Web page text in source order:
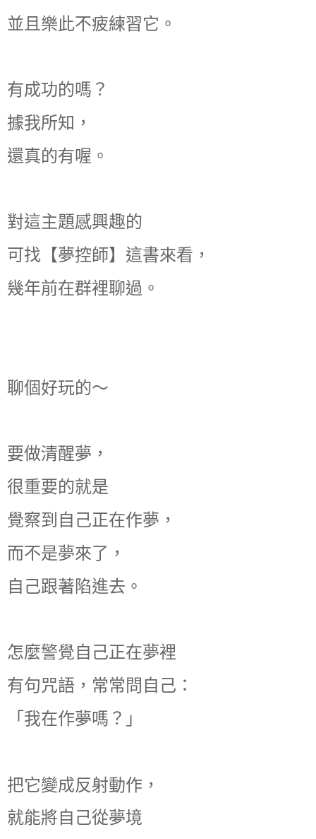
並且樂此不疲練習它。
有成功的嗎？
據我所知，
還真的有喔。
對這主題感興趣的
可找【夢控師】這書來看，
幾年前在群裡聊過。
聊個好玩的～
要做清醒夢，
很重要的就是
覺察到自己正在作夢，
而不是夢來了，
自己跟著陷進去。
怎麼警覺自己正在夢裡
有句咒語，常常問自己：
「我在作夢嗎？」
把它變成反射動作，
就能將自己從夢境